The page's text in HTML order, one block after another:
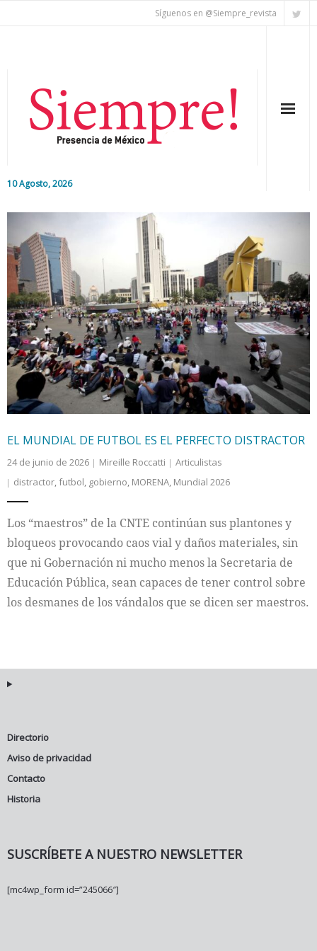
Síguenos en @Siempre_revista
10 Agosto, 2026
Editorial
Nacional
Colaboradores
Internacional
Cultura
EL MUNDIAL DE FUTBOL ES EL PERFECTO DISTRACTOR
24 de junio de 2026 Mireille Roccatti
Articulistas
distractor,futbol, gobierno, MORENA, Mundial 2026
Los “maestros” de la CNTE continúan sus plantones y
bloqueos provocando caos vial y daños materiales, sin
que ni Gobernación ni mucho menos la Secretaria de
Educación Pública, sean capaces de tener control sobre
los desmanes de los vándalos que se dicen ser maestros.
Directorio
Aviso de privacidad
Contacto
Historia
SUSCRÍBETE A NUESTRO NEWSLETTER
[mc4wp_form id=”245066″]